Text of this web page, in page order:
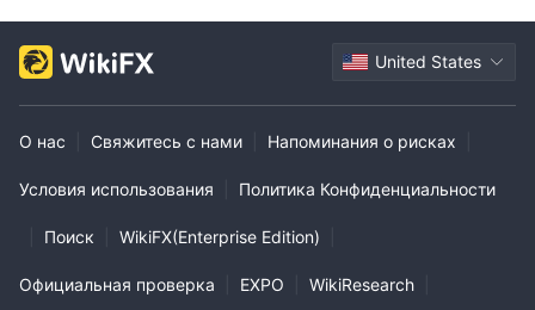
United States
О нас Свяжитесь с нами Напоминания о рисках
Условия использования Политика Конфиденциальности
Поиск WikiFX(Enterprise Edition)
Официальная проверка EXPO WikiResearch